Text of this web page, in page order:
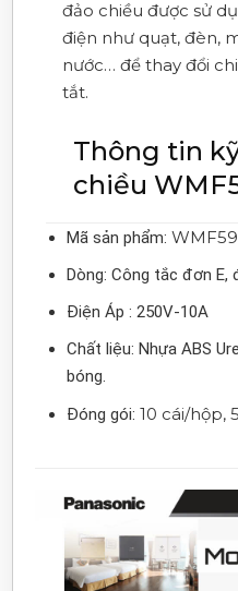
đảo chiều được sử
điện như quạt, đèn,
nước… để thay đổi
tắt.
Thông tin
chiều
Mã sản phẩm:
Dòng: Công tắc đơn E,
Điện Áp : 250V-10A
Chất liệu: Nhựa ABS
bóng.
Đóng gói: 10 cái/hộp,